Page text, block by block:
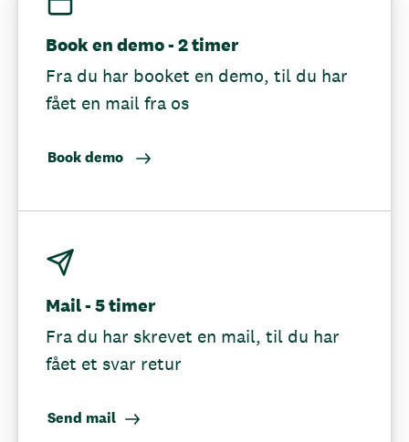
Book en demo - 2 timer
Fra du har booket en demo, til du har
fået en mail fra os
Book demo
Mail - 5 timer
Fra du har skrevet en mail, til du har
fået et svar retur
Send mail